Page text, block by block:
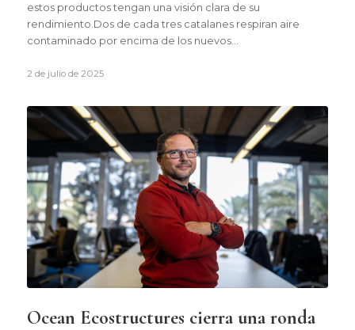
estos productos tengan una visión clara de su
rendimiento.Dos de cada tres catalanes respiran aire
contaminado por encima de los nuevos…
2 de julio de 2025
Ocean Ecostructures cierra una ronda